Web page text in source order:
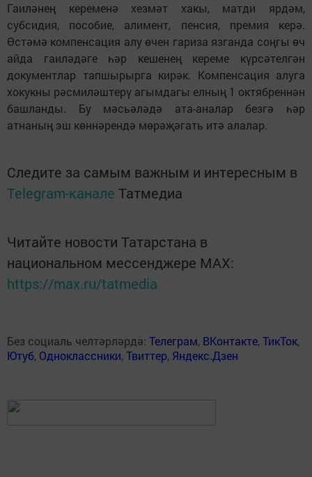
Гаиләнең кеременә хезмәт хакы, матди ярдәм,
субсидия, пособие, алимент, пенсия, премия керә.
Өстәмә компенсация алу өчен гариза язганда соңгы өч
айда гаиләдәге һәр кешенең кереме күрсәтелгән
документлар тапшырырга кирәк. Компенсация алуга
хокукны рәсмиләштерү агымдагы елның 1 октябреннән
башланды. Бу мәсьәләдә ата-аналар безгә һәр
атнаның эш көннәрендә мөрәҗәгать итә алалар.
Следите за самым важным и интересным в
Telegram-канале Татмедиа
Читайте новости Татарстана в
национальном мессенджере MАХ:
https://max.ru/tatmedia
Без социаль челтәрләрдә: Телеграм, ВКонтакте,ТикТок,
Ютуб, Одноклассники,Твиттер, Яндекс.Дзен